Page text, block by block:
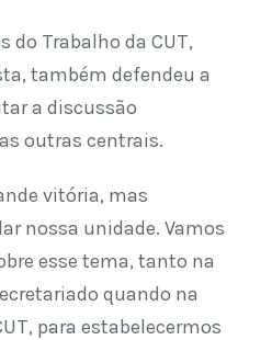
do Trabalho da CUT,
também defendeu a
a discussão
outras centrais.
vitória, mas
nossa unidade. Vamos
esse tema, tanto na
quando na
para estabelecermos